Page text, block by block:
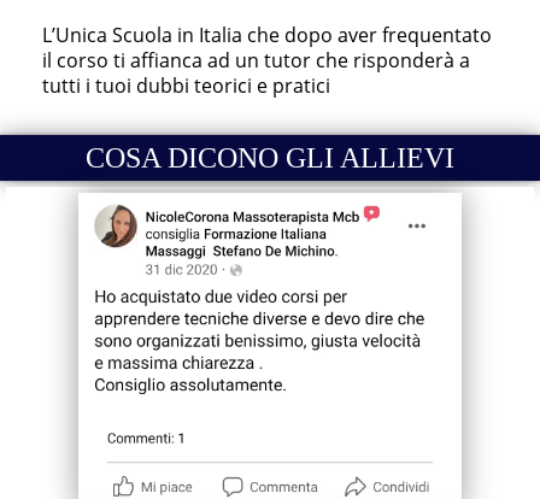
L’Unica Scuola in Italia che dopo aver frequentato
il corso ti affianca ad un tutor che risponderà a
tutti i tuoi dubbi teorici e pratici
COSA DICONO GLI ALLIEVI